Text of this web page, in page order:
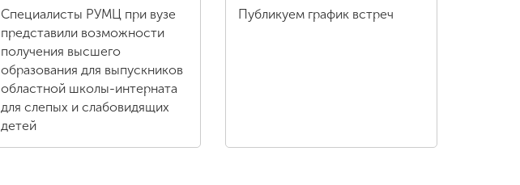
Специалисты РУМЦ при вузе
представили возможности
получения высшего
образования для выпускников
областной школы-интерната
для слепых и слабовидящих
детей
Публикуем график встреч